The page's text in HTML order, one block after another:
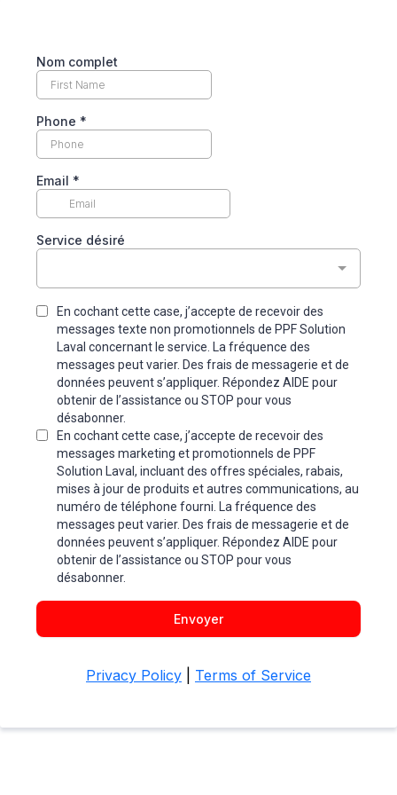
Nom complet
Phone *
Email *
Service désiré
En cochant cette case, j’accepte de recevoir des
messages texte non promotionnels de PPF Solution
Laval concernant le service. La fréquence des
messages peut varier. Des frais de messagerie et de
données peuvent s’appliquer. Répondez AIDE pour
obtenir de l’assistance ou STOP pour vous
désabonner.
En cochant cette case, j’accepte de recevoir des
messages marketing et promotionnels de PPF
Solution Laval, incluant des offres spéciales, rabais,
mises à jour de produits et autres communications, au
numéro de téléphone fourni. La fréquence des
messages peut varier. Des frais de messagerie et de
données peuvent s’appliquer. Répondez AIDE pour
obtenir de l’assistance ou STOP pour vous
désabonner.
Envoyer
Privacy Policy Terms of Service